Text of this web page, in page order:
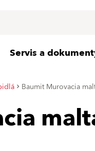
Servis a
Baumit Murovacia